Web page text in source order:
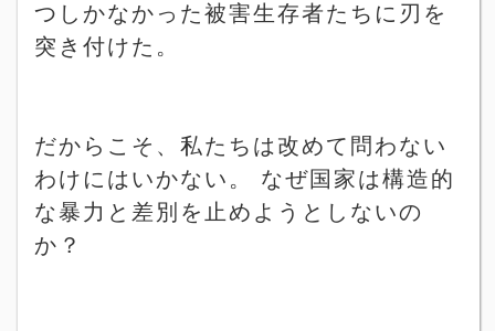
つしかなかった被害生存者たちに刃を
突き付けた。
だからこそ、私たちは改めて問わない
わけにはいかない。 なぜ国家は構造的
な暴力と差別を止めようとしないの
か？